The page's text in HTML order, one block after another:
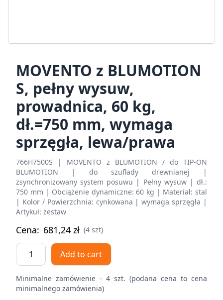
MOVENTO z BLUMOTION
S, pełny wysuw,
prowadnica, 60 kg,
dł.=750 mm, wymaga
sprzęgła, lewa/prawa
766H7500S | MOVENTO z BLUMOTION / do TIP-ON
BLUMOTION | do szuflady drewnianej |
zsynchronizowany system posuwu | Pełny wysuw | dł.:
750 mm | Obciążenie dynamiczne: 60 kg | Materiał: stal
| Kolor / Powierzchnia: cynkowana | wymaga sprzęgła |
Artykuł: zestaw
Cena: 681,24 zł (4 szt)
MOVENTO
z
S,
Add to cart
Minimalne zamówienie - 4 szt. (podana cena to cena
minimalnego zamówienia)